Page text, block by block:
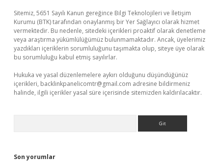
Sitemiz, 5651 Sayılı Kanun gereğince Bilgi Teknolojileri ve İletişim
Kurumu (BTK) tarafından onaylanmış bir Yer Sağlayıcı olarak hizmet
vermektedir. Bu nedenle, sitedeki içerikleri proaktif olarak denetleme
veya araştırma yükümlülüğümüz bulunmamaktadır. Ancak, üyelerimiz
yazdıkları içeriklerin sorumluluğunu taşımakta olup, siteye üye olarak
bu sorumluluğu kabul etmiş sayılırlar.
Hukuka ve yasal düzenlemelere aykırı olduğunu düşündüğünüz
içerikleri, backlinkpanelicomtr@gmail.com adresine bildirmeniz
halinde, ilgili içerikler yasal süre içerisinde sitemizden kaldırılacaktır.
Son yorumlar